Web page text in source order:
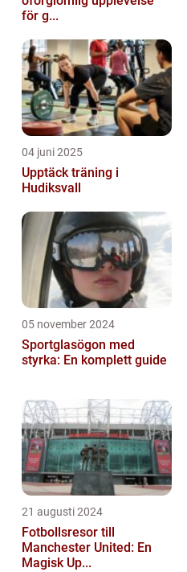
för g...
04 juni 2025
Upptäck träning i
Hudiksvall
05 november 2024
Sportglasögon med
styrka: En komplett guide
21 augusti 2024
Fotbollsresor till
Manchester United: En
Magisk Up...